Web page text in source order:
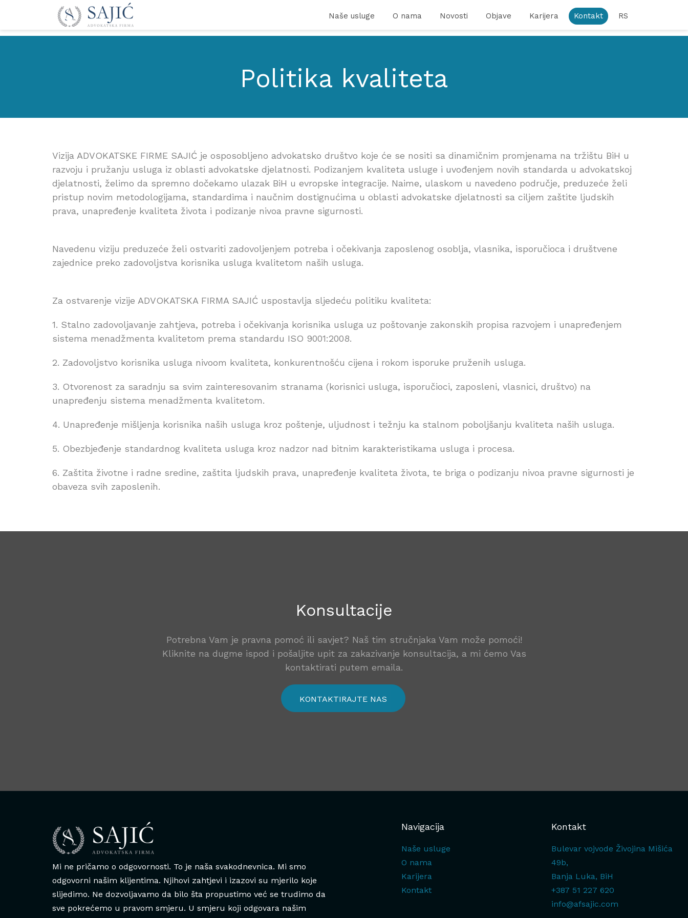
Naše usluge O nama Novosti Objave Karijera Kontakt RS
Politika kvaliteta
Vizija ADVOKATSKE FIRME SAJIĆ je osposobljeno advokatsko društvo koje će se nositi sa dinamičnim promjenama na tržištu BiH u
razvoju i pružanju usluga iz oblasti advokatske djelatnosti. Podizanjem kvaliteta usluge i uvođenjem novih standarda u advokatskoj
djelatnosti, želimo da spremno dočekamo ulazak BiH u evropske integracije. Naime, ulaskom u navedeno područje, preduzeće želi
pristup novim metodologijama, standardima i naučnim dostignućima u oblasti advokatske djelatnosti sa ciljem zaštite ljudskih
prava, unapređenje kvaliteta života i podizanje nivoa pravne sigurnosti.
Navedenu viziju preduzeće želi ostvariti zadovoljenjem potreba i očekivanja zaposlenog osoblja, vlasnika, isporučioca i društvene
zajednice preko zadovoljstva korisnika usluga kvalitetom naših usluga.
Za ostvarenje vizije ADVOKATSKA FIRMA SAJIĆ uspostavlja sljedeću politiku kvaliteta:
1. Stalno zadovoljavanje zahtjeva, potreba i očekivanja korisnika usluga uz poštovanje zakonskih propisa razvojem i unapređenjem
sistema menadžmenta kvalitetom prema standardu ISO 9001:2008.
2. Zadovoljstvo korisnika usluga nivoom kvaliteta, konkurentnošću cijena i rokom isporuke pruženih usluga.
3. Otvorenost za saradnju sa svim zainteresovanim stranama (korisnici usluga, isporučioci, zaposleni, vlasnici, društvo) na
unapređenju sistema menadžmenta kvalitetom.
4. Unapređenje mišljenja korisnika naših usluga kroz poštenje, uljudnost i težnju ka stalnom poboljšanju kvaliteta naših usluga.
5. Obezbjeđenje standardnog kvaliteta usluga kroz nadzor nad bitnim karakteristikama usluga i procesa.
6. Zaštita životne i radne sredine, zaštita ljudskih prava, unapređenje kvaliteta života, te briga o podizanju nivoa pravne sigurnosti je
obaveza svih zaposlenih.
Konsultacije
Potrebna Vam je pravna pomoć ili savjet? Naš tim stručnjaka Vam može pomoći!
Kliknite na dugme ispod i pošaljite upit za zakazivanje konsultacija, a mi ćemo Vas
kontaktirati putem emaila.
KONTAKTIRAJTE NAS
Mi ne pričamo o odgovornosti. To je naša svakodnevnica. Mi smo
odgovorni našim klijentima. Njihovi zahtjevi i izazovi su mjerilo koje
slijedimo. Ne dozvoljavamo da bilo šta propustimo već se trudimo da
sve pokrećemo u pravom smjeru. U smjeru koji odgovara našim
Navigacija
Naše usluge
O nama
Karijera
Kontakt
Kontakt
Bulevar vojvode Živojina Mišića
49b,
Banja Luka, BiH
+387 51 227 620
info@afsajic.com